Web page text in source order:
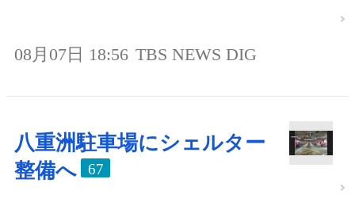
08月07日 18:56 TBS NEWS DIG
八重洲駐車場にシェルター
整備へ
67